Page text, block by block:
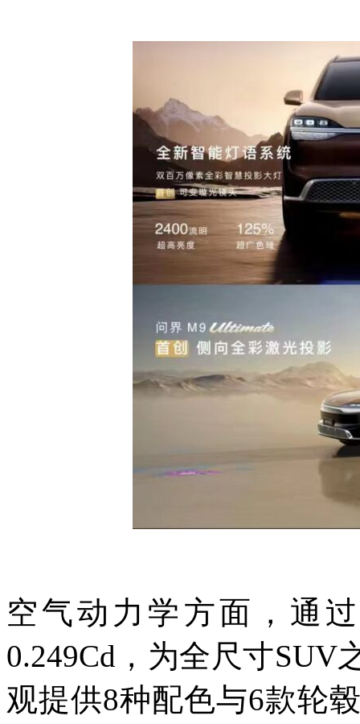
空气动力学方面，通
0.249Cd，为全尺寸SUV
观提供8种配色与6款轮